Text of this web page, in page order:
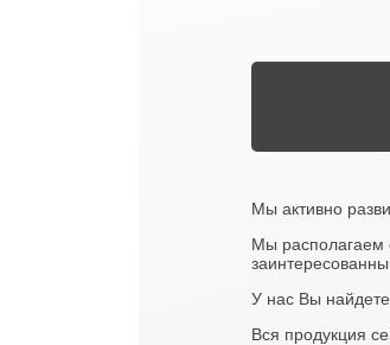
Мы активно
Мы располагаем
У нас Вы
Вся продукция